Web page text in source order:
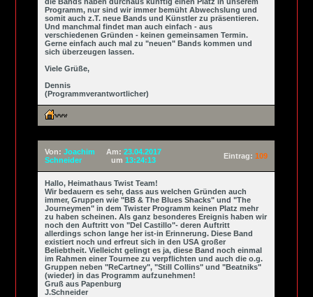
Programm, nur sind wir immer bemüht Abwechslung und
somit auch z.T. neue Bands und Künstler zu präsentieren.
Und manchmal findet man auch einfach - aus
verschiedenen Gründen - keinen gemeinsamen Termin.
Gerne einfach auch mal zu "neuen" Bands kommen und
sich überzeugen lassen.
Viele Grüße,
Dennis
(Programmverantwortlicher)
Von: Joachim
Schneider
Am: 23.04.2017
um 13:24:13 Eintrag: 109
Hallo, Heimathaus Twist Team!
Wir bedauern es sehr, dass aus welchen Gründen auch
immer, Gruppen wie "BB & The Blues Shacks" und "The
Journeymen" in dem Twister Programm keinen Platz mehr
zu haben scheinen. Als ganz besonderes Ereignis haben wir
noch den Auftritt von "Del Castillo"- deren Auftritt
allerdings schon lange her ist-in Erinnerung. Diese Band
existiert noch und erfreut sich in den USA großer
Beliebtheit. Vielleicht gelingt es ja, diese Band noch einmal
im Rahmen einer Tournee zu verpflichten und auch die o.g.
Gruppen neben "ReCartney", "Still Collins" und "Beatniks"
(wieder) in das Programm aufzunehmen!
Gruß aus Papenburg
J.Schneider